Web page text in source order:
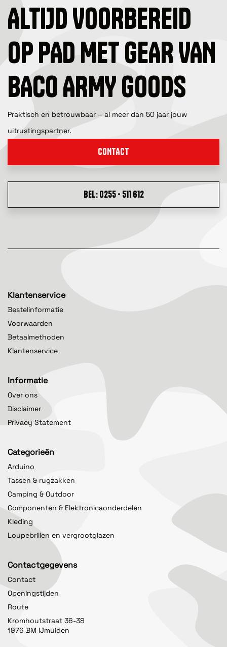
ALTIJD VOORBEREID
OP PAD MET GEAR VAN
BACO ARMY GOODS
Praktisch en betrouwbaar – al meer dan 50 jaar jouw
uitrustingspartner.
CONTACT
BEL: 0255 - 511 612
Klantenservice
Bestelinformatie
Voorwaarden
Betaalmethoden
Klantenservice
Informatie
Over ons
Disclaimer
Privacy Statement
Categorieën
Arduino
Tassen & rugzakken
Camping & Outdoor
Componenten & Elektronicaonderdelen
Kleding
Loupebrillen en vergrootglazen
Contactgegevens
Contact
Openingstijden
Route
Kromhoutstraat 36-38
1976 BM IJmuiden